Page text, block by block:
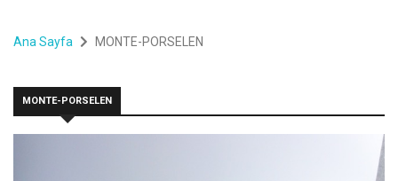
Ana Sayfa MONTE-PORSELEN
MONTE-PORSELEN